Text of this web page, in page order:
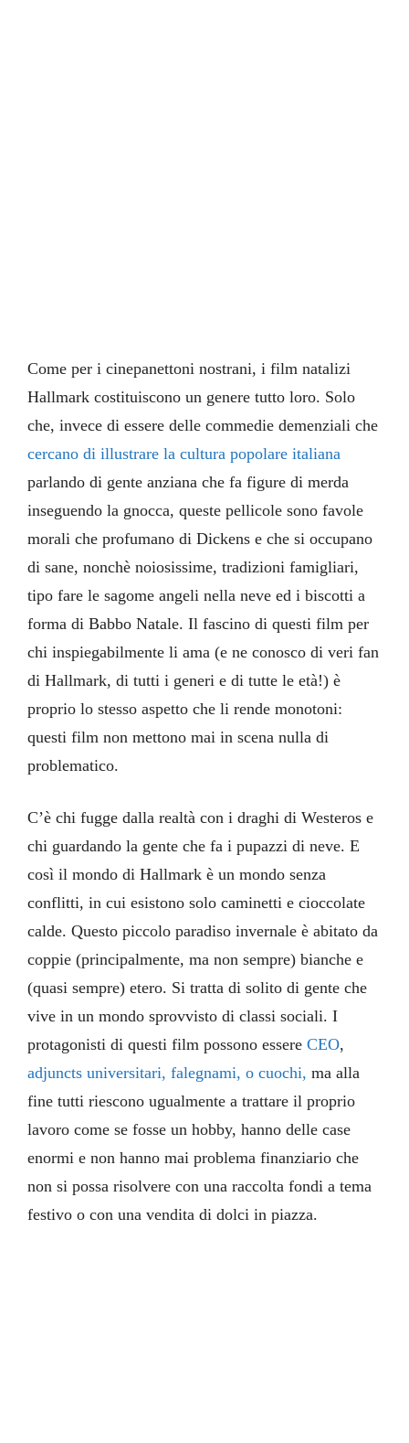
Come per i cinepanettoni nostrani, i film natalizi
Hallmark costituiscono un genere tutto loro. Solo
che, invece di essere delle commedie demenziali che
cercano di illustrare la cultura popolare italiana
parlando di gente anziana che fa figure di merda
inseguendo la gnocca, queste pellicole sono favole
morali che profumano di Dickens e che si occupano
di sane, nonchè noiosissime, tradizioni famigliari,
tipo fare le sagome angeli nella neve ed i biscotti a
forma di Babbo Natale. Il fascino di questi film per
chi inspiegabilmente li ama (e ne conosco di veri fan
di Hallmark, di tutti i generi e di tutte le età!) è
proprio lo stesso aspetto che li rende monotoni:
questi film non mettono mai in scena nulla di
problematico.
C’è chi fugge dalla realtà con i draghi di Westeros e
chi guardando la gente che fa i pupazzi di neve. E
così il mondo di Hallmark è un mondo senza
conflitti, in cui esistono solo caminetti e cioccolate
calde. Questo piccolo paradiso invernale è abitato da
coppie (principalmente, ma non sempre) bianche e
(quasi sempre) etero. Si tratta di solito di gente che
vive in un mondo sprovvisto di classi sociali. I
protagonisti di questi film possono essereCEO,
adjuncts universitari, falegnami, o cuochi, ma alla
fine tutti riescono ugualmente a trattare il proprio
lavoro come se fosse un hobby, hanno delle case
enormi e non hanno mai problema finanziario che
non si possa risolvere con una raccolta fondi a tema
festivo o con una vendita di dolci in piazza.